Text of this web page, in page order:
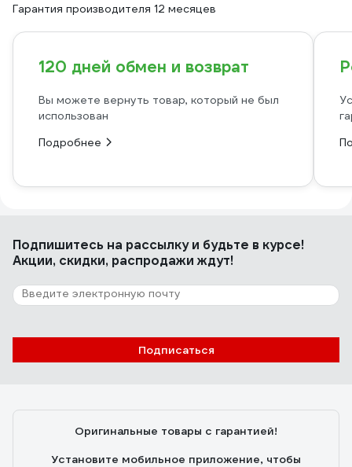
Гарантия производителя 12 месяцев
120 дней обмен и возврат
Вы можете вернуть товар, который не был
использован
Подробнее
Подпишитесь на рассылкуи будьте в курсе!
Акции, скидки, распродажи ждут!
Подписаться
Оригинальные товары с гарантией!
Установите мобильное приложение, чтобы